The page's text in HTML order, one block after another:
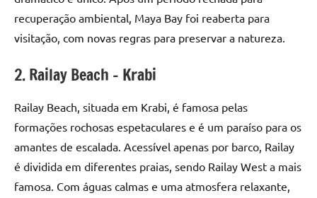
recuperação ambiental, Maya Bay foi reaberta para
visitação, com novas regras para preservar a natureza.
2. Railay Beach – Krabi
Railay Beach, situada em Krabi, é famosa pelas
formações rochosas espetaculares e é um paraíso para os
amantes de escalada. Acessível apenas por barco, Railay
é dividida em diferentes praias, sendo Railay West a mais
famosa. Com águas calmas e uma atmosfera relaxante,